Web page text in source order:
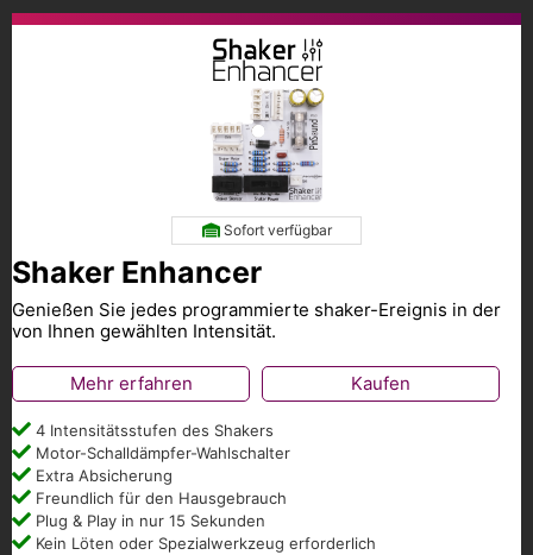
Sofort verfügbar
Shaker Enhancer
Genießen Sie jedes programmierte shaker-Ereignis in der
von Ihnen gewählten Intensität.
Mehr erfahren Kaufen
4 Intensitätsstufen des Shakers
Motor-Schalldämpfer-Wahlschalter
Extra Absicherung
Freundlich für den Hausgebrauch
Plug & Play in nur 15 Sekunden
Kein Löten oder Spezialwerkzeug erforderlich